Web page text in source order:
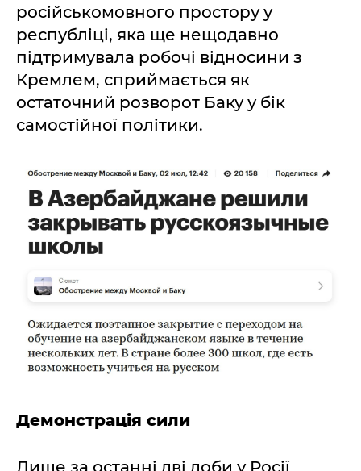
російськомовного простору у
республіці, яка ще нещодавно
підтримувала робочі відносини з
Кремлем, сприймається як
остаточний розворот Баку у бік
самостійної політики.
Демонстрація сили